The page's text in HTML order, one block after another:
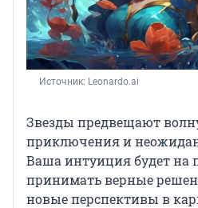
Источник: Leonardo.ai
Звезды предвещают
приключения и
Ваша интуиция будет на
принимать верные
новые перспективы в